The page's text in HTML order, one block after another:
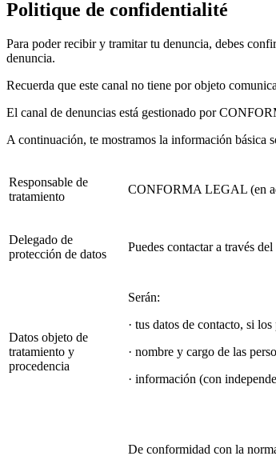
Politique de confidentialité
Para poder recibir y tramitar tu denuncia, debes
denuncia.
Recuerda que este canal no tiene por objeto
El canal de denuncias está gestionado por
A continuación, te mostramos la información básica
Responsable de
tratamiento
CONFORMA LEGAL (en
Delegado de
protección de datos
Puedes contactar a través
Datos objeto de
tratamiento y
procedencia
Serán:
· tus datos de contacto, si
· nombre y cargo de las
· información (con
De conformidad con la